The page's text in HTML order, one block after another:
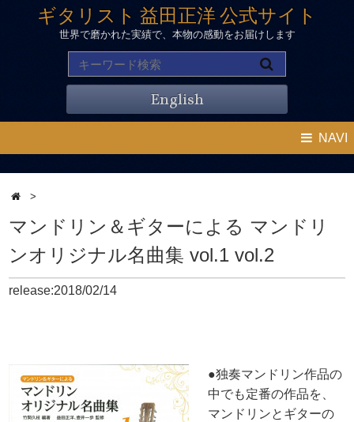
ギタリスト 益田正洋 公式サイト
世界で磨かれた実績で、本物の感動をお届けします
English
NAVI
>
マンドリン＆ギターによる マンドリ
ンオリジナル名曲集 vol.1 vol.2
release:2018/02/14
●独奏マンドリン作品の
中でも定番の作品を、
マンドリンとギターの